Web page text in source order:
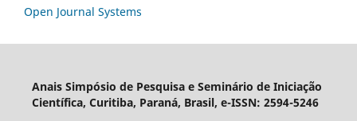
Open Journal Systems
Anais Simpósio de Pesquisa e Seminário de Iniciação
Científica, Curitiba, Paraná, Brasil, e-ISSN: 2594-5246